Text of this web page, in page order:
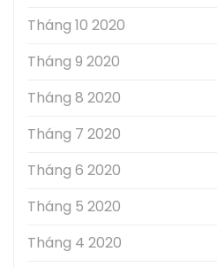
Tháng 10 2020
Tháng 9 2020
Tháng 8 2020
Tháng 7 2020
Tháng 6 2020
Tháng 5 2020
Tháng 4 2020